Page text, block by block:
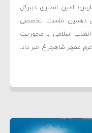
امین انصاری دببرکل
دهمین نشست تخصصی
اسلامی با محوریت
مطهر شاهچراغ خبر داد.